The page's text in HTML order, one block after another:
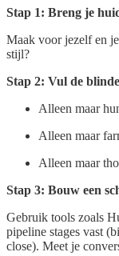
Stap 1: Breng je
Maak voor jezelf en
stijl?
Stap 2: Vul de
Alleen maar
Alleen maar
Alleen maar
Stap 3: Bouw een
Gebruik tools zoals
pipeline stages vast
close). Meet je